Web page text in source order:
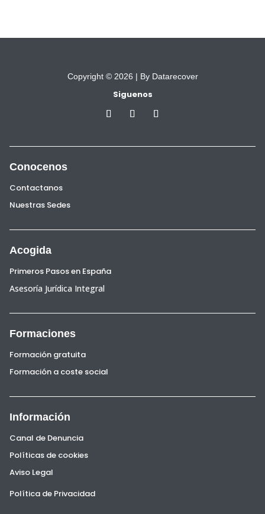
Copyright © 2026 | By Datarecover
Siguenos
Conocenos
Contactanos
Nuestras Sedes
Acogida
Primeros Pasos en España
Asesoría Jurídica Integral
Formaciones
Formación gratuita
Formación a coste social
Información
Canal de Denuncia
Políticas de cookies
Aviso Legal
Política de Privacidad